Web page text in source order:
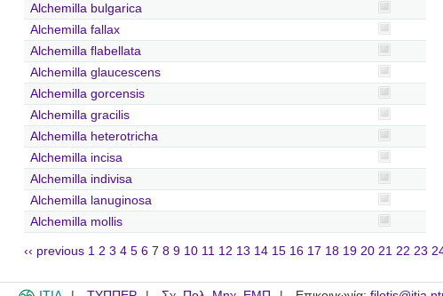
Alchemilla bulgarica
Alchemilla fallax
Alchemilla flabellata
Alchemilla glaucescens
Alchemilla gorcensis
Alchemilla gracilis
Alchemilla heterotricha
Alchemilla incisa
Alchemilla indivisa
Alchemilla lanuginosa
Alchemilla mollis
‹‹ previous 1 2 3 4 5 6 7 8 9 10 11 12 13 14 15 16 17 18 19 20 21 22 23